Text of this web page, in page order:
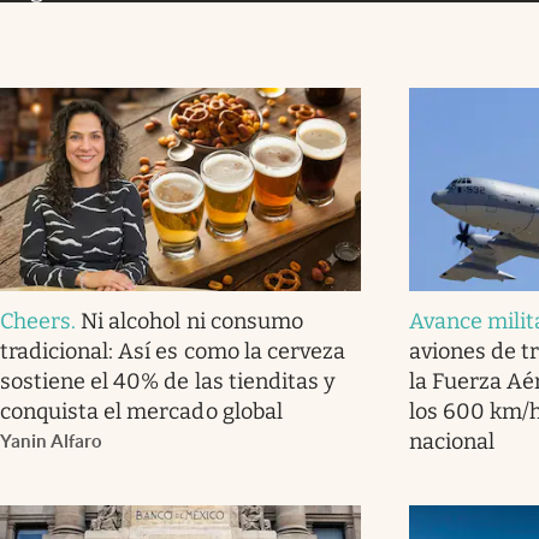
Cheers. Ni alcohol ni consumo
tradicional: Así es como la cerveza
sostiene el 40% de las tienditas y
conquista el mercado global
Yanin Alfaro
Avance
aviones de
la Fuerza
los 600 km/
nacional